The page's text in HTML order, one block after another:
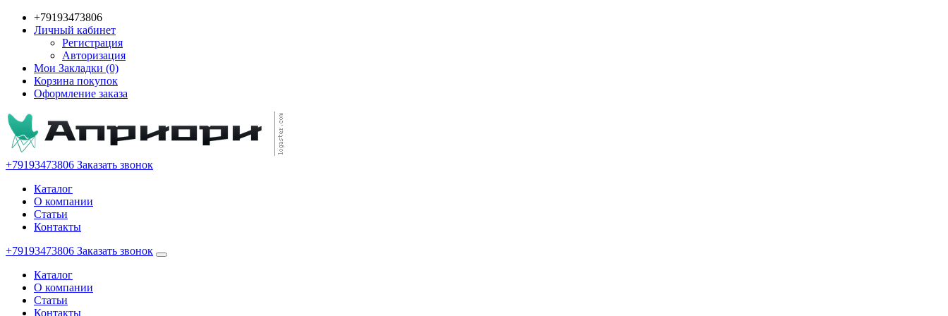
+79193473806
Личный кабинет
Регистрация
Авторизация
Мои Закладки (0)
Корзина покупок
Оформление заказа
+79193473806 Заказать звонок
Каталог
О компании
Статьи
Контакты
+79193473806 Заказать звонок
Каталог
О компании
Статьи
Контакты